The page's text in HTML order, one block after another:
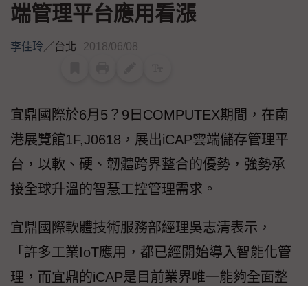
端管理平台應用看漲
李佳玲／台北 2018/06/08
宜鼎國際於6月5？9日COMPUTEX期間，在南
港展覽館1F,J0618，展出iCAP雲端儲存管理平
台，以軟、硬、韌體跨界整合的優勢，強勢承
接全球升溫的智慧工控管理需求。
宜鼎國際軟體技術服務部經理吳志清表示，
「許多工業IoT應用，都已經開始導入智能化管
理，而宜鼎的iCAP是目前業界唯一能夠全面整